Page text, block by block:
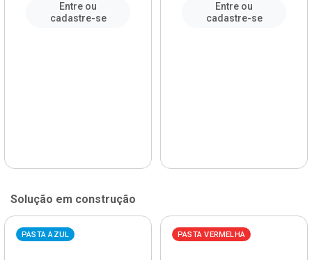
Entre ou
cadastre-se
Entre ou
cadastre-se
Solução em construção
PASTA AZUL PASTA VERMELHA